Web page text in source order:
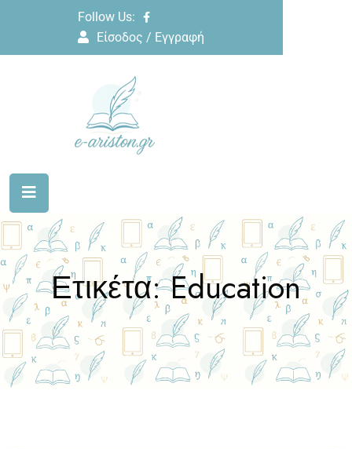
Follow Us:
Είσοδος / Εγγραφή
Ετικέτα:Education
Home Άρθρα με ετικέτα “Education”